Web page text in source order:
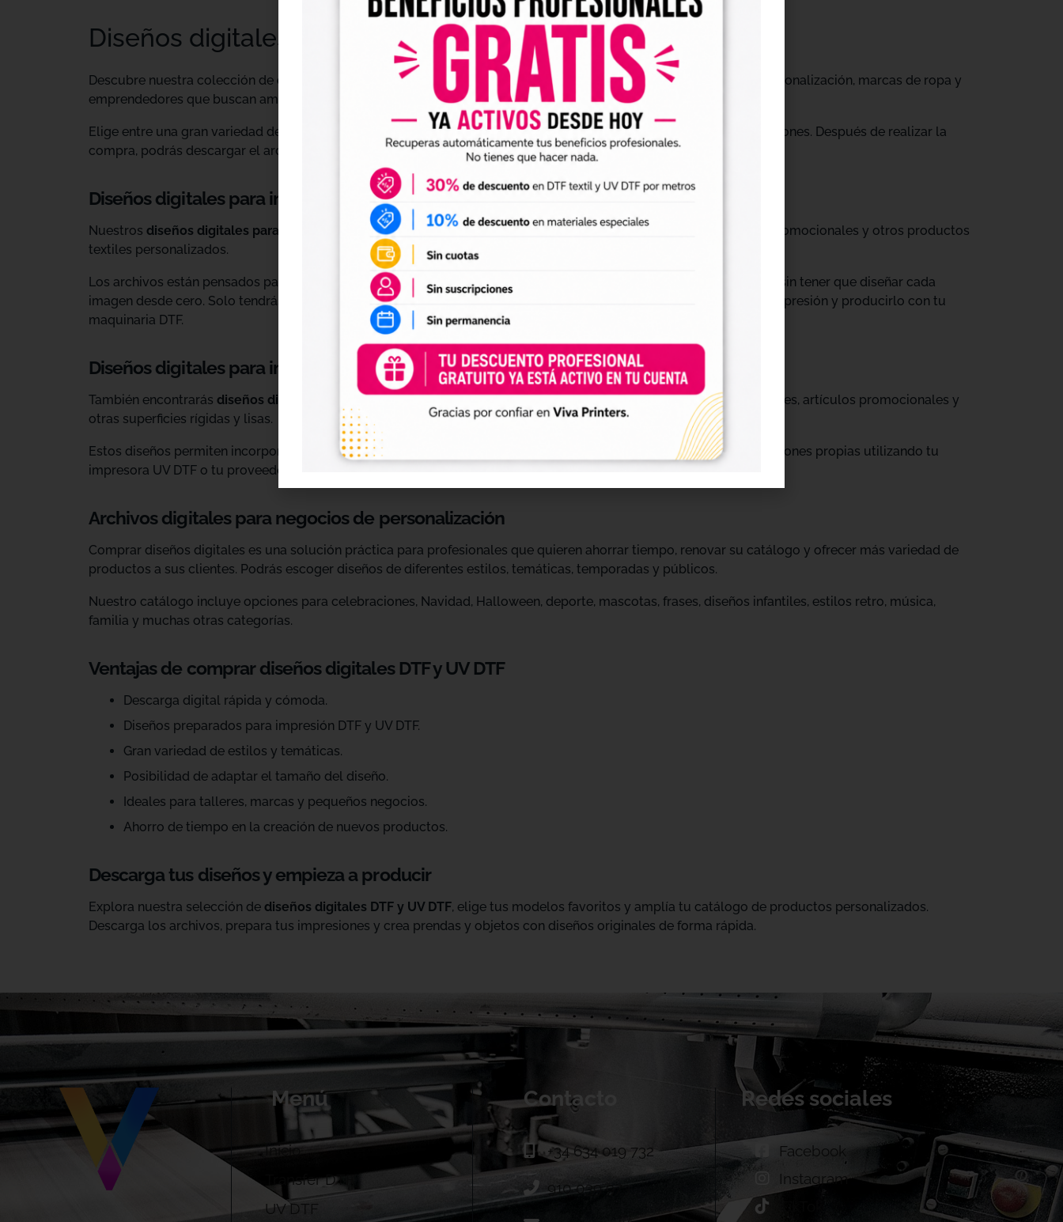
Diseños digitales DTF y UV DTF listos para descargar
Descubre nuestra colección de diseños digitales DTF y UV DTF
, creados para talleres de impresión, negocios de personalización, marcas de ropa y
emprendedores que buscan ampliar su catálogo de forma rápida y sencilla.
Elige entre una gran variedad de diseños individuales y archivos digitales preparados para incorporar a tus producciones. Después de realizar la
compra, podrás descargar el archivo y utilizarlo en tus trabajos de impresión DTF o UV DTF.
Diseños digitales para impresión DTF textil
Nuestros diseños digitales para DTF
son ideales para crear camisetas, sudaderas, tote bags, ropa infantil, prendas promocionales y otros productos
textiles personalizados.
Los archivos están pensados para facilitar la preparación de tus impresiones y ayudarte a crear nuevas colecciones sin tener que diseñar cada
imagen desde cero. Solo tendrás que adaptar el tamaño a tus necesidades, preparar el archivo en tu programa de impresión y producirlo con tu
maquinaria DTF.
Diseños digitales para impresión UV DTF
También encontrarás diseños digitales para UV DTF, perfectos para personalizar vasos, botellas, termos, cajas, envases, artículos promocionales y
otras superficies rígidas y lisas.
Estos diseños permiten incorporar nuevas opciones a tu catálogo de personalización de objetos y preparar producciones propias utilizando tu
impresora UV DTF o tu proveedor habitual de impresión.
Archivos digitales para negocios de personalización
Comprar diseños digitales es una solución práctica para profesionales que quieren ahorrar tiempo, renovar su catálogo y ofrecer más variedad de
productos a sus clientes. Podrás escoger diseños de diferentes estilos, temáticas, temporadas y públicos.
Nuestro catálogo incluye opciones para celebraciones, Navidad, Halloween, deporte, mascotas, frases, diseños infantiles, estilos retro, música,
familia y muchas otras categorías.
Ventajas de comprar diseños digitales DTF y UV DTF
Descarga digital rápida y cómoda.
Diseños preparados para impresión DTF y UV DTF.
Gran variedad de estilos y temáticas.
Posibilidad de adaptar el tamaño del diseño.
Ideales para talleres, marcas y pequeños negocios.
Ahorro de tiempo en la creación de nuevos productos.
Descarga tus diseños y empieza a producir
Explora nuestra selección de diseños digitales DTF y UV DTF, elige tus modelos favoritos y amplía tu catálogo de productos personalizados.
Descarga los archivos, prepara tus impresiones y crea prendas y objetos con diseños originales de forma rápida.
Menú
Inicio
Transfer DTF
UV DTF
Contacto
+34 634 019 732
910 039 973
Redes sociales
Facebook
Instagram